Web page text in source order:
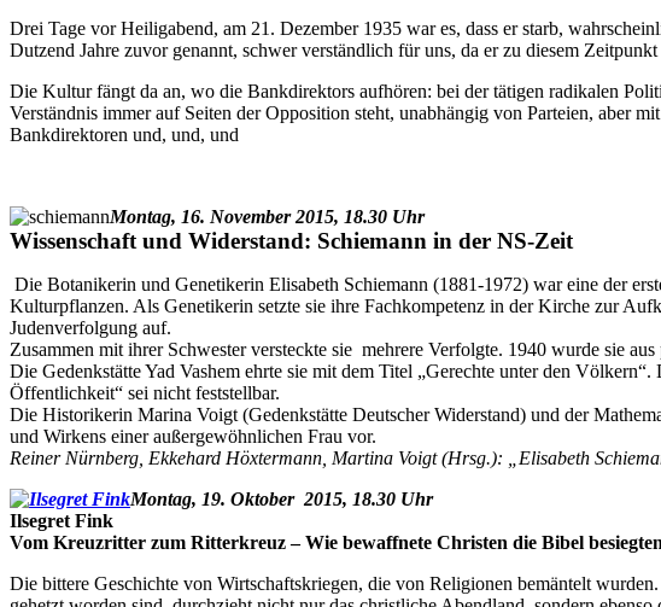
Drei Tage vor Heiligabend, am 21. Dezember 1935 war es, dass er starb,
Dutzend Jahre zuvor genannt, schwer verständlich für uns, da er zu diesem
Die Kultur fängt da an, wo die Bankdirektors aufhören: bei der tätigen radikalen
Verständnis immer auf Seiten der Opposition steht, unabhängig von Parteien, aber
Bankdirektoren und, und, und
Montag, 16. November 2015, 18.30 Uhr
Wissenschaft und Widerstand: Schiemann in der NS-Zeit
Die Botanikerin und Genetikerin Elisabeth Schiemann (1881-1972) war eine der
Kulturpflanzen. Als Genetikerin setzte sie ihre Fachkompetenz in der Kirche zur
Judenverfolgung auf.
Zusammen mit ihrer Schwester versteckte sie mehrere Verfolgte. 1940 wurde sie
Die Gedenkstätte Yad Vashem ehrte sie mit dem Titel „Gerechte unter den
Öffentlichkeit“ sei nicht feststellbar.
Die Historikerin Marina Voigt (Gedenkstätte Deutscher Widerstand) und der
und Wirkens einer außergewöhnlichen Frau vor.
Reiner Nürnberg, Ekkehard Höxtermann, Martina Voigt (Hrsg.): „Elisabeth
Montag, 19. Oktober 2015, 18.30 Uhr
Ilsegret Fink
Vom Kreuzritter zum Ritterkreuz –Wie bewaffnete Christen die Bibel
Die bittere Geschichte von Wirtschaftskriegen, die von Religionen bemäntelt